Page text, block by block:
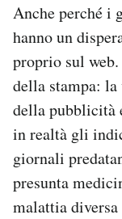
Anche perché i
hanno un
proprio sul
della stampa:
della pubblicità
in realtà gli
giornali
presunta
malattia